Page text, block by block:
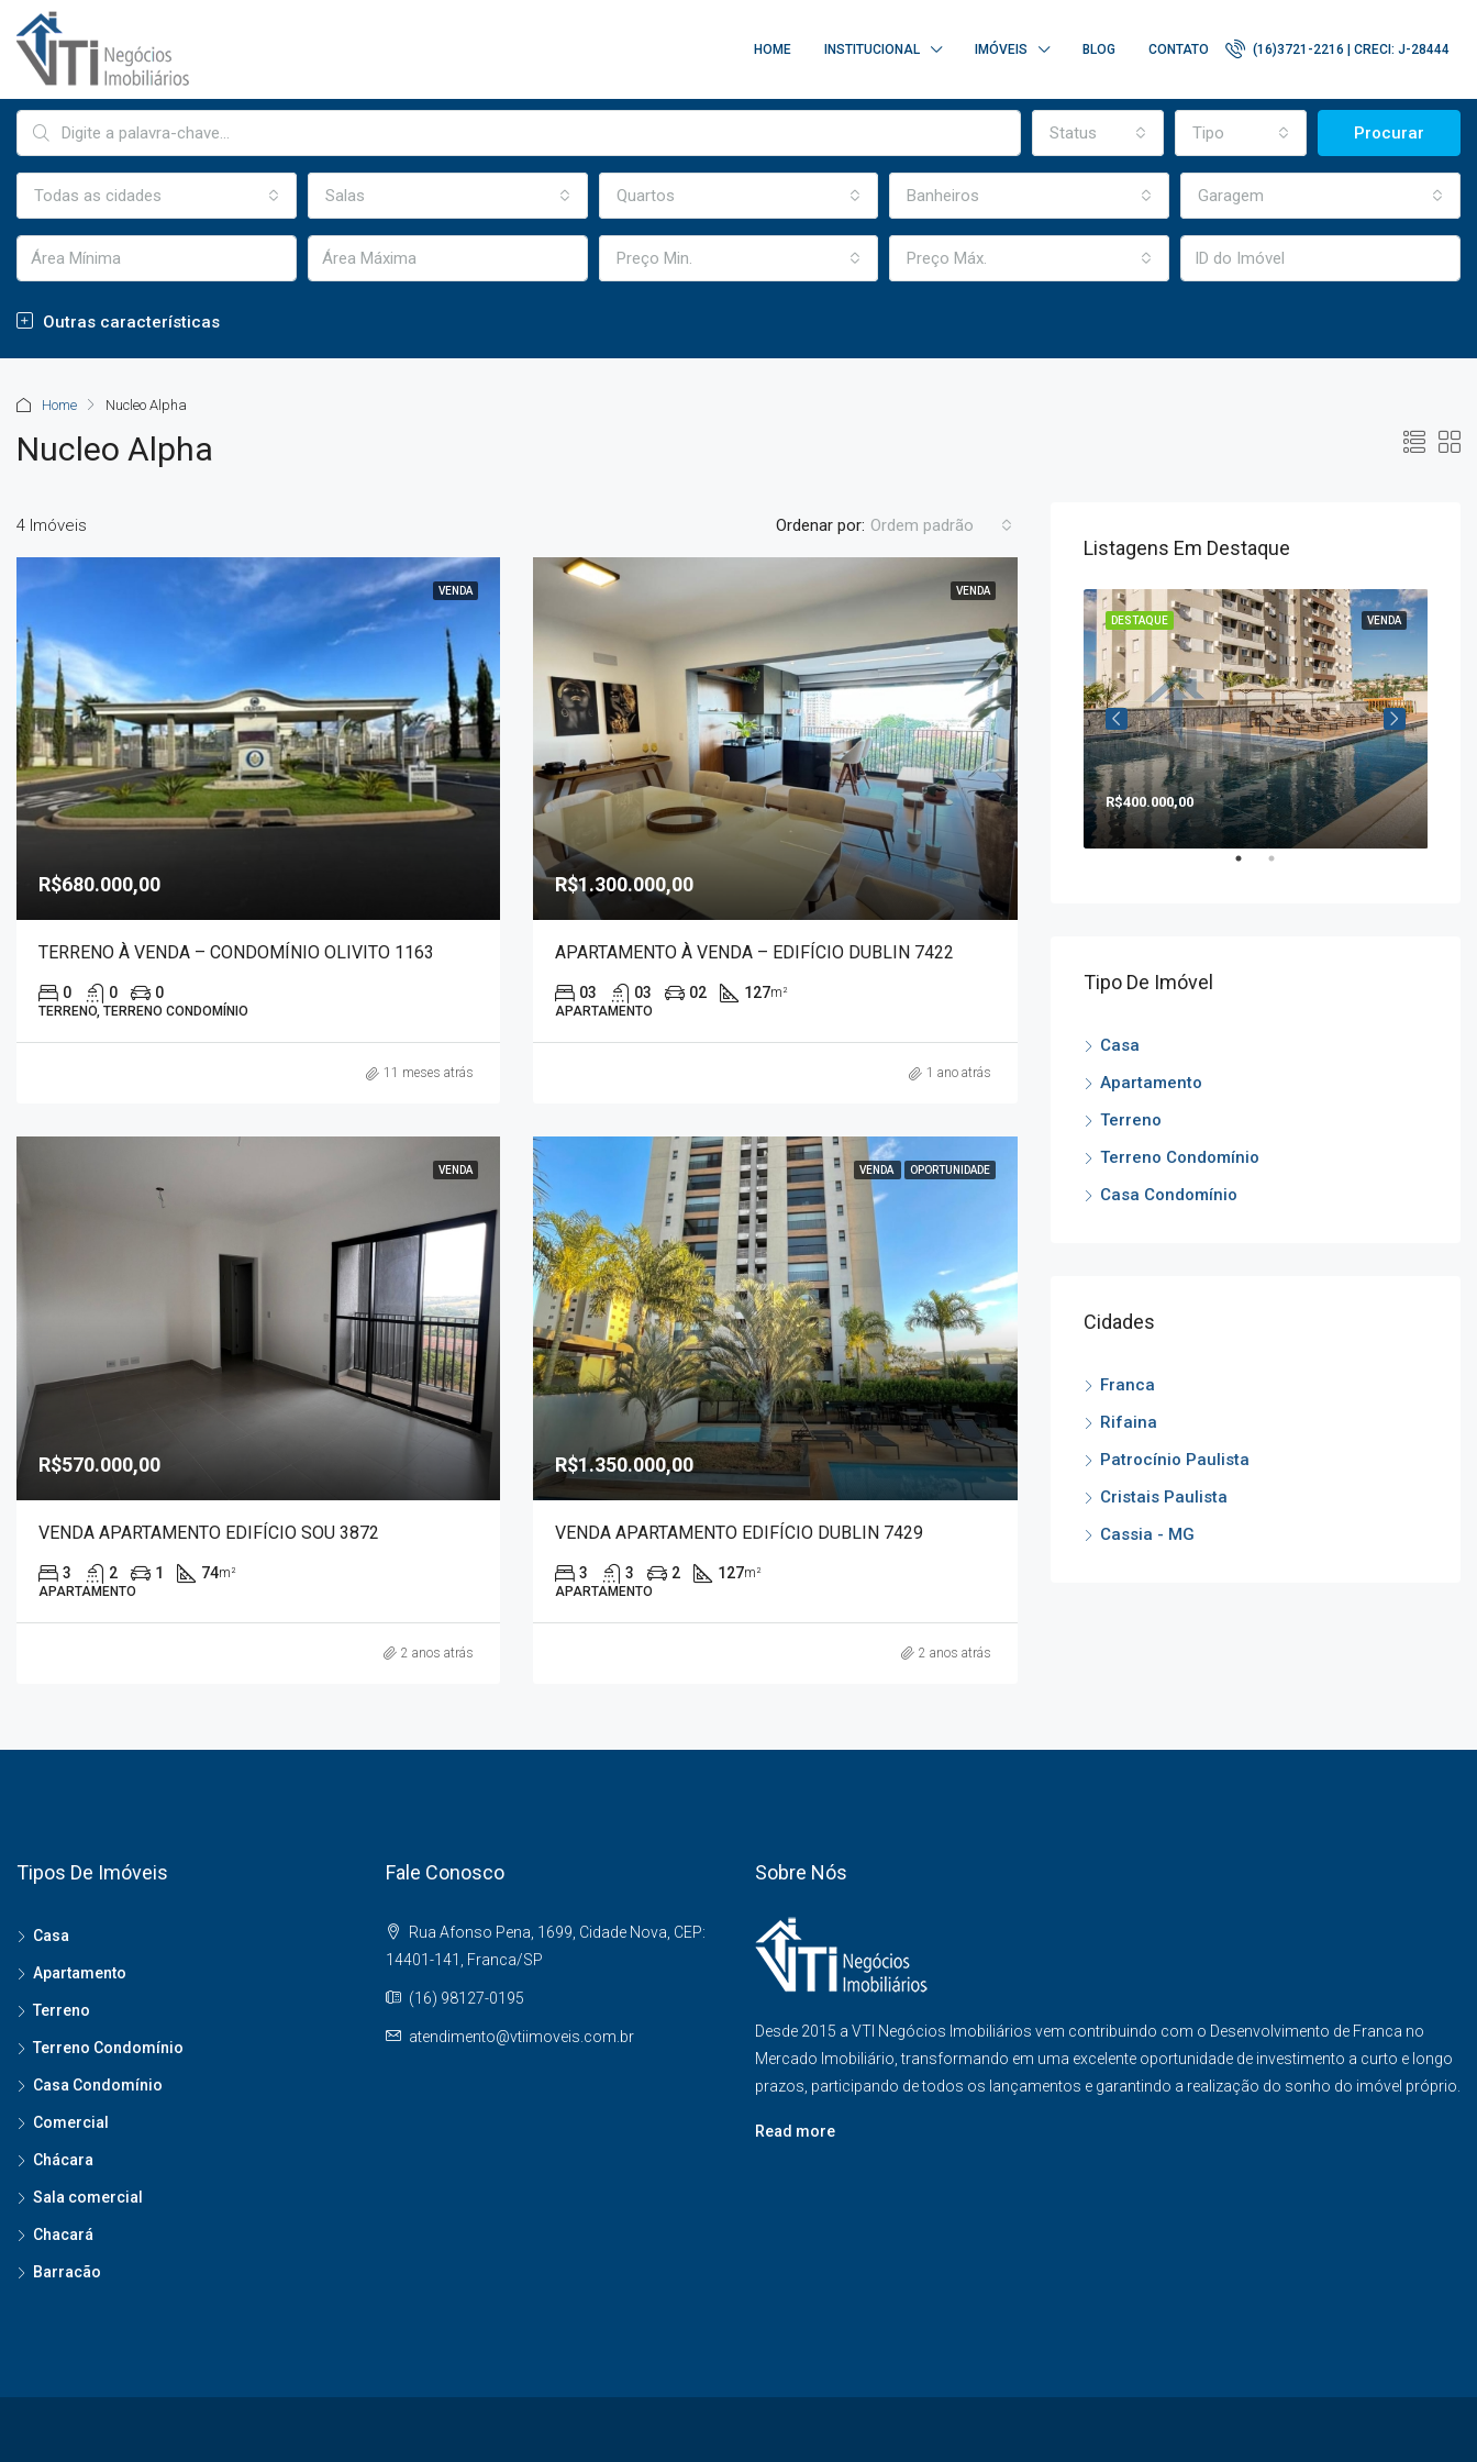
HOME INSTITUCIONAL IMÓVEIS BLOG CONTATO (16)3721-2216 | CRECI: J-28444
Status Tipo Procurar
Todas as cidades Salas Quartos Banheiros Garagem
Preço Min. Preço Máx.
Outras características
Home Nucleo Alpha
Nucleo Alpha
4 Imóveis Ordenar por: Ordem padrão
VENDA
R$680.000,00
TERRENO À VENDA – CONDOMÍNIO OLIVITO 1163
0 0 0
TERRENO, TERRENO CONDOMÍNIO
11 meses atrás
VENDA
R$1.300.000,00
APARTAMENTO À VENDA – EDIFÍCIO DUBLIN 7422
03 03 02 127m²
APARTAMENTO
1 ano atrás
VENDA
R$570.000,00
VENDA APARTAMENTO EDIFÍCIO SOU 3872
3 2 1 74m²
APARTAMENTO
2 anos atrás
VENDA OPORTUNIDADE
R$1.350.000,00
VENDA APARTAMENTO EDIFÍCIO DUBLIN 7429
3 3 2 127m²
APARTAMENTO
2 anos atrás
Listagens Em Destaque
R$1.800.000,00
VENDA
DESTAQUE
R$400.000,00
Tipo De Imóvel
Casa
Apartamento
Terreno
Terreno Condomínio
Casa Condomínio
Cidades
Franca
Rifaina
Patrocínio Paulista
Cristais Paulista
Cassia - MG
Tipos De Imóveis
Casa
Apartamento
Terreno
Terreno Condomínio
Casa Condomínio
Comercial
Chácara
Sala comercial
Chacará
Barracão
Fale Conosco
Rua Afonso Pena, 1699, Cidade Nova, CEP:
14401-141, Franca/SP
(16) 98127-0195
atendimento@vtiimoveis.com.br
Sobre Nós
Desde 2015 a VTI Negócios Imobiliários vem contribuindo com o Desenvolvimento de Franca no
Mercado Imobiliário, transformando em uma excelente oportunidade de investimento a curto e longo
prazos, participando de todos os lançamentos e garantindo a realização do sonho do imóvel próprio.
Read more